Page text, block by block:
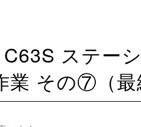
業 その⑦（最